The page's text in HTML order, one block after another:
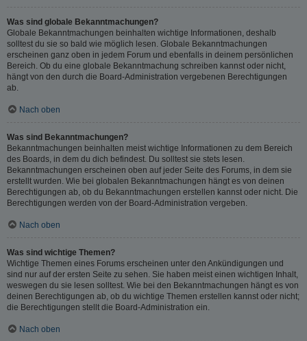
Was sind globale Bekanntmachungen?
Globale Bekanntmachungen beinhalten wichtige Informationen, deshalb
solltest du sie so bald wie möglich lesen. Globale Bekanntmachungen
erscheinen ganz oben in jedem Forum und ebenfalls in deinem persönlichen
Bereich. Ob du eine globale Bekanntmachung schreiben kannst oder nicht,
hängt von den durch die Board-Administration vergebenen Berechtigungen
ab.
Nach oben
Was sind Bekanntmachungen?
Bekanntmachungen beinhalten meist wichtige Informationen zu dem Bereich
des Boards, in dem du dich befindest. Du solltest sie stets lesen.
Bekanntmachungen erscheinen oben auf jeder Seite des Forums, in dem sie
erstellt wurden. Wie bei globalen Bekanntmachungen hängt es von deinen
Berechtigungen ab, ob du Bekanntmachungen erstellen kannst oder nicht. Die
Berechtigungen werden von der Board-Administration vergeben.
Nach oben
Was sind wichtige Themen?
Wichtige Themen eines Forums erscheinen unter den Ankündigungen und
sind nur auf der ersten Seite zu sehen. Sie haben meist einen wichtigen Inhalt,
weswegen du sie lesen solltest. Wie bei den Bekanntmachungen hängt es von
deinen Berechtigungen ab, ob du wichtige Themen erstellen kannst oder nicht;
die Berechtigungen stellt die Board-Administration ein.
Nach oben